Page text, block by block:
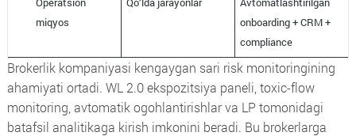
miqyos
onboarding + CRM +
compliance
Brokerlik kompaniyasi kengaygan sari risk monitoringining
ahamiyati ortadi. WL 2.0 ekspozitsiya paneli, toxic-flow
monitoring, avtomatik ogohlantirishlar va LP tomonidagi
batafsil analitikaga kirish imkonini beradi. Bu brokerlarga